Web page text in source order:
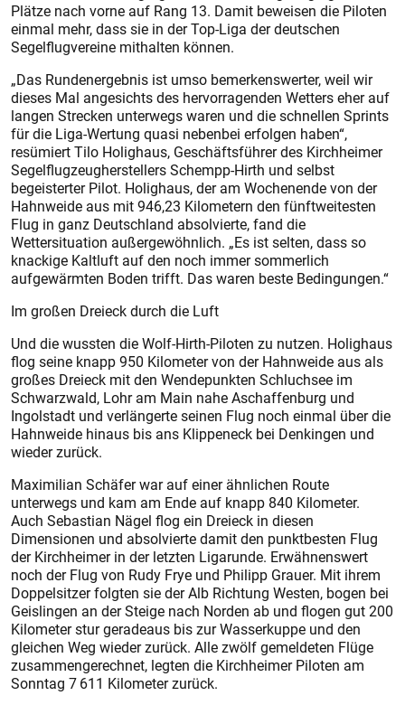
Plätze nach vorne auf Rang 13. Damit beweisen die Piloten
einmal mehr, dass sie in der Top-Liga der deutschen
Segelflugvereine mithalten können.
„Das Rundenergebnis ist umso bemerkenswerter, weil wir
dieses Mal angesichts des hervorragenden Wetters eher auf
langen Strecken unterwegs waren und die schnellen Sprints
für die Liga-Wertung quasi nebenbei erfolgen haben“,
resümiert Tilo Holighaus, Geschäftsführer des Kirchheimer
Segelflugzeugherstellers Schempp-Hirth und selbst
begeisterter Pilot. Holighaus, der am Wochenende von der
Hahnweide aus mit 946,23 Kilometern den fünftweitesten
Flug in ganz Deutschland absolvierte, fand die
Wettersituation außergewöhnlich. „Es ist selten, dass so
knackige Kaltluft auf den noch immer sommerlich
aufgewärmten Boden trifft. Das waren beste Bedingungen.“
Im großen Dreieck durch die Luft
Und die wussten die Wolf-Hirth-Piloten zu nutzen. Holighaus
flog seine knapp 950 Kilometer von der Hahnweide aus als
großes Dreieck mit den Wendepunkten Schluchsee im
Schwarzwald, Lohr am Main nahe Aschaffenburg und
Ingolstadt und verlängerte seinen Flug noch einmal über die
Hahnweide hinaus bis ans Klippeneck bei Denkingen und
wieder zurück.
Maximilian Schäfer war auf einer ähnlichen Route
unterwegs und kam am Ende auf knapp 840 Kilometer.
Auch Sebastian Nägel flog ein Dreieck in diesen
Dimensionen und absolvierte damit den punktbesten Flug
der Kirchheimer in der letzten Ligarunde. Erwähnenswert
noch der Flug von Rudy Frye und Philipp Grauer. Mit ihrem
Doppelsitzer folgten sie der Alb Richtung Westen, bogen bei
Geislingen an der Steige nach Norden ab und flogen gut 200
Kilometer stur geradeaus bis zur Wasserkuppe und den
gleichen Weg wieder zurück. Alle zwölf gemeldeten Flüge
zusammengerechnet, legten die Kirchheimer Piloten am
Sonntag 7 611 Kilometer zurück.